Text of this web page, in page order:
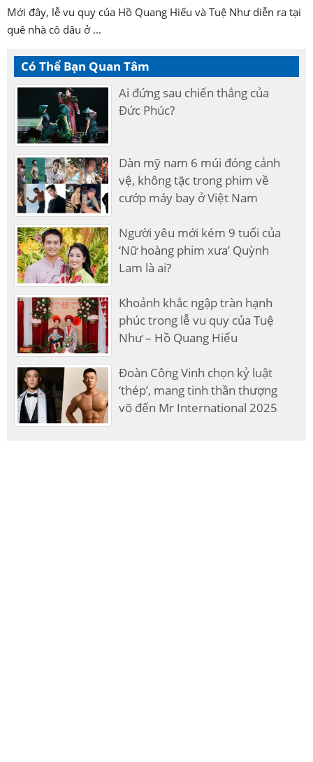
Mới đây, lễ vu quy của Hồ Quang Hiếu và Tuệ Như diễn ra tại
quê nhà cô dâu ở ...
Có Thể Bạn Quan Tâm
Ai đứng sau chiến thắng của
Đức Phúc?
Dàn mỹ nam 6 múi đóng cảnh
vệ, không tặc trong phim về
cướp máy bay ở Việt Nam
Người yêu mới kém 9 tuổi của
‘Nữ hoàng phim xưa’ Quỳnh
Lam là ai?
Khoảnh khắc ngập tràn hạnh
phúc trong lễ vu quy của Tuệ
Như – Hồ Quang Hiếu
Đoàn Công Vinh chọn kỷ luật
‘thép’, mang tinh thần thượng
võ đến Mr International 2025